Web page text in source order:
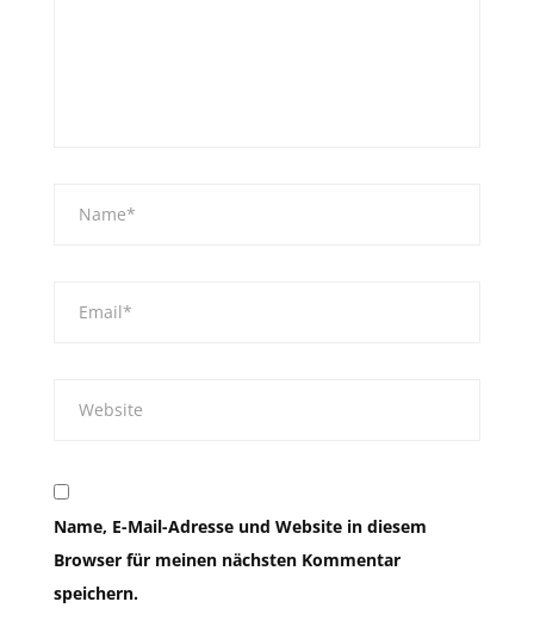
Name, E-Mail-Adresse und Website in diesem
Browser für meinen nächsten Kommentar
speichern.